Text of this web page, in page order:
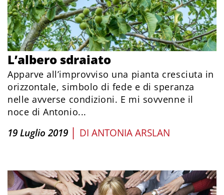
L’albero sdraiato
Apparve all’improvviso una pianta cresciuta in
orizzontale, simbolo di fede e di speranza
nelle avverse condizioni. E mi sovvenne il
noce di Antonio...
19 Luglio 2019 | DI ANTONIA ARSLAN